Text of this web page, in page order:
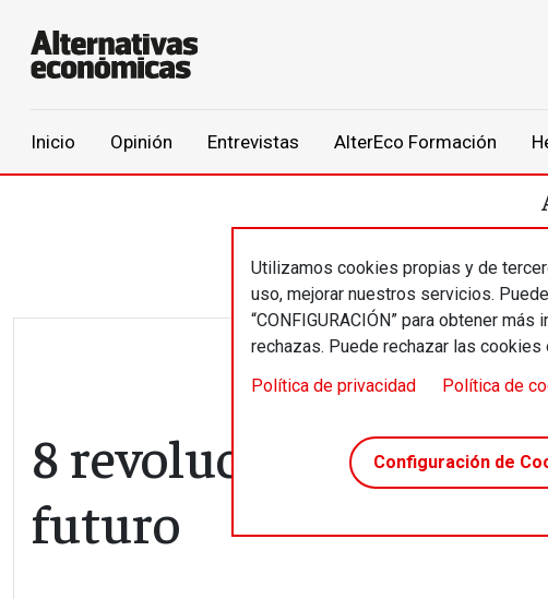
Inicio Opinión Entrevistas AlterEco Formación
Utilizamos cookies propias y de
uso, mejorar nuestros servicios.
“CONFIGURACIÓN” para obtener
rechazas. Puede rechazar las cookies
Política de privacidad
Política de
Configuración de
8 revoluciones //
futuro